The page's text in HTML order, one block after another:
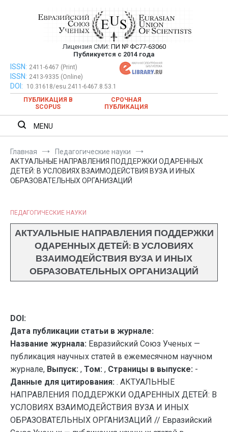
Евразийский Союз Ученых —
публикация научных статей в
ежемесячном научном журнале
Лицензия СМИ: ПИ № ФС77-63060
Публикуется с 2014 года
Евразийский Союз Ученых — публикация научных статей в
ежемесячном научном журнале
ISSN: 2411-6467 (Print)
ISSN: 2413-9335 (Online)
DOI:
10.31618/esu.2411-6467.8.53.1
ПУБЛИКАЦИЯ В
SCOPUS
СРОЧНАЯ
ПУБЛИКАЦИЯ
MENU
Главная
Педагогические науки
АКТУАЛЬНЫЕ НАПРАВЛЕНИЯ ПОДДЕРЖКИ ОДАРЕННЫХ
ДЕТЕЙ: В УСЛОВИЯХ ВЗАИМОДЕЙСТВИЯ ВУЗА И ИНЫХ
ОБРАЗОВАТЕЛЬНЫХ ОРГАНИЗАЦИЙ
ПЕДАГОГИЧЕСКИЕ НАУКИ
АКТУАЛЬНЫЕ НАПРАВЛЕНИЯ ПОДДЕРЖКИ
ОДАРЕННЫХ ДЕТЕЙ: В УСЛОВИЯХ
ВЗАИМОДЕЙСТВИЯ ВУЗА И ИНЫХ
ОБРАЗОВАТЕЛЬНЫХ ОРГАНИЗАЦИЙ
DOI:
Дата публикации статьи в журнале:
Название журнала: Евразийский Союз Ученых —
публикация научных статей в ежемесячном научном
журнале, Выпуск: , Том: , Страницы в выпуске: -
Данные для цитирования: . АКТУАЛЬНЫЕ
НАПРАВЛЕНИЯ ПОДДЕРЖКИ ОДАРЕННЫХ ДЕТЕЙ: В
УСЛОВИЯХ ВЗАИМОДЕЙСТВИЯ ВУЗА И ИНЫХ
ОБРАЗОВАТЕЛЬНЫХ ОРГАНИЗАЦИЙ // Евразийский